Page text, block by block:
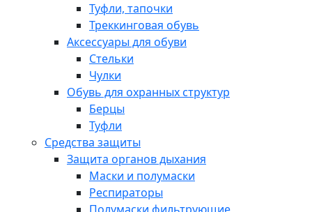
Туфли, тапочки
Треккинговая обувь
Аксессуары для обуви
Стельки
Чулки
Обувь для охранных структур
Берцы
Туфли
Средства защиты
Защита органов дыхания
Маски и полумаски
Респираторы